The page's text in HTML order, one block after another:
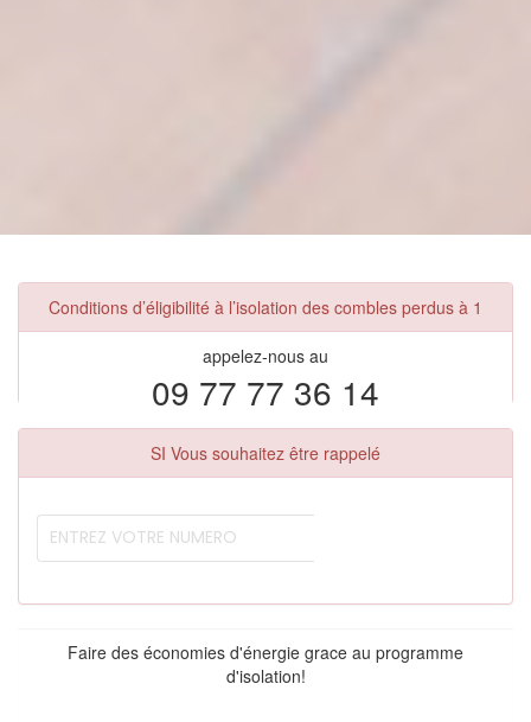
Conditions d’éligibilité à l’isolation des combles perdus à 1
appelez-nous au
09 77 77 36 14
SI Vous souhaitez être rappelé
Faire des économies d'énergie grace au programme
d'isolation!